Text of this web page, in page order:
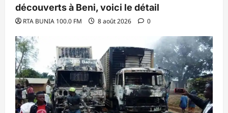
découverts à Beni, voici le détail
RTA BUNIA 100.0 FM 8 août 2026 0